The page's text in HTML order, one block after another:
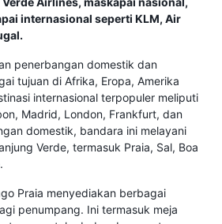
internasional seperti KLM, Air
penerbangan domestik dan
tujuan di Afrika, Eropa, Amerika
internasional terpopuler meliputi
Madrid, London, Frankfurt, dan
domestik, bandara ini melayani
Verde, termasuk Praia, Sal, Boa
Praia menyediakan berbagai
penumpang. Ini termasuk meja